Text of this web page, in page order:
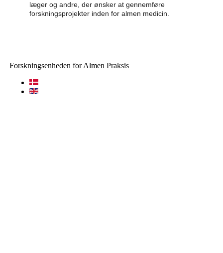
læger og andre, der ønsker at gennemføre
forskningsprojekter inden for almen medicin.
Forskningsenheden for Almen Praksis